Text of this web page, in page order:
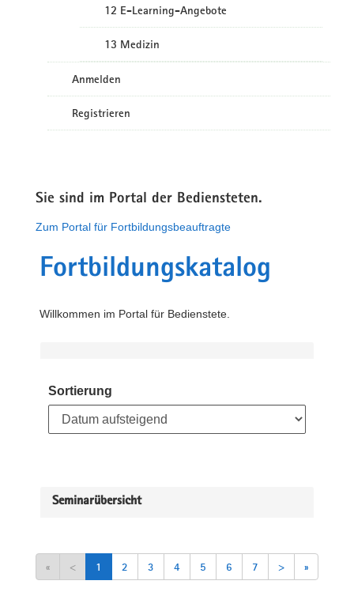
12 E-Learning-Angebote
13 Medizin
Anmelden
Registrieren
Sie sind im Portal der Bediensteten.
Zum Portal für Fortbildungsbeauftragte
Fortbildungskatalog
Willkommen im Portal für Bedienstete.
Sortierung
Seminarübersicht
« < 1 2 3 4 5 6 7 > »